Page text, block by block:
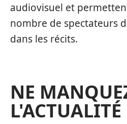
audiovisuel et
nombre de spectateurs
dans les récits.
NE
L'ACTUALITÉ